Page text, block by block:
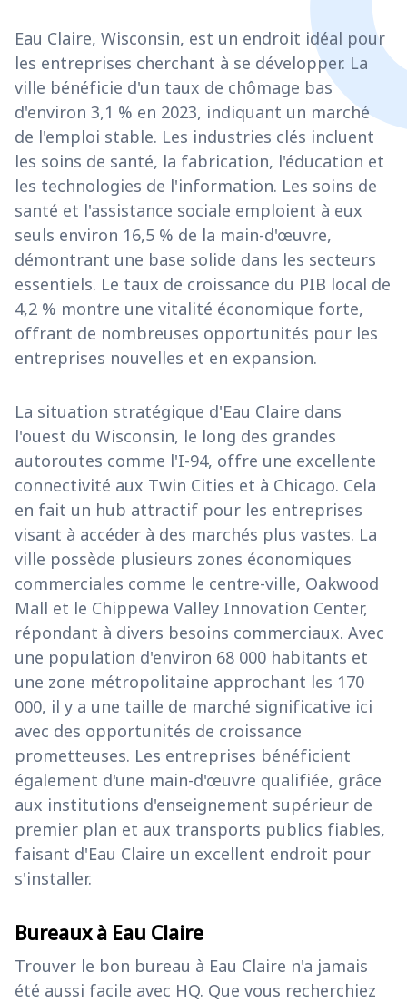
Eau Claire, Wisconsin, est un endroit idéal pour
les entreprises cherchant à se développer. La
ville bénéficie d'un taux de chômage bas
d'environ 3,1 % en 2023, indiquant un marché
de l'emploi stable. Les industries clés incluent
les soins de santé, la fabrication, l'éducation et
les technologies de l'information. Les soins de
santé et l'assistance sociale emploient à eux
seuls environ 16,5 % de la main-d'œuvre,
démontrant une base solide dans les secteurs
essentiels. Le taux de croissance du PIB local de
4,2 % montre une vitalité économique forte,
offrant de nombreuses opportunités pour les
entreprises nouvelles et en expansion.
La situation stratégique d'Eau Claire dans
l'ouest du Wisconsin, le long des grandes
autoroutes comme l'I-94, offre une excellente
connectivité aux Twin Cities et à Chicago. Cela
en fait un hub attractif pour les entreprises
visant à accéder à des marchés plus vastes. La
ville possède plusieurs zones économiques
commerciales comme le centre-ville, Oakwood
Mall et le Chippewa Valley Innovation Center,
répondant à divers besoins commerciaux. Avec
une population d'environ 68 000 habitants et
une zone métropolitaine approchant les 170
000, il y a une taille de marché significative ici
avec des opportunités de croissance
prometteuses. Les entreprises bénéficient
également d'une main-d'œuvre qualifiée, grâce
aux institutions d'enseignement supérieur de
premier plan et aux transports publics fiables,
faisant d'Eau Claire un excellent endroit pour
s'installer.
Bureaux à Eau Claire
Trouver le bon bureau à Eau Claire n'a jamais
été aussi facile avec HQ. Que vous recherchiez